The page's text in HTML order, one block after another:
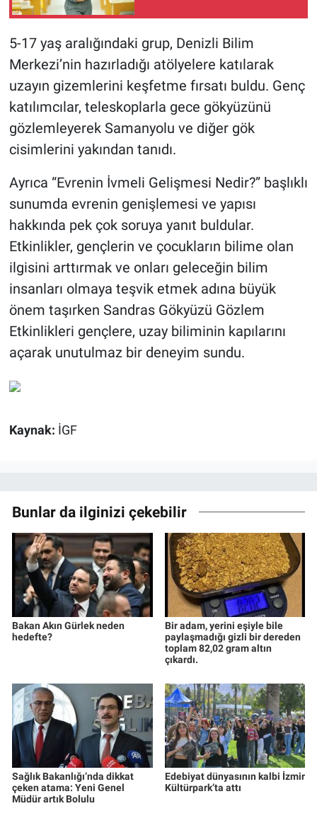
5-17 yaş aralığındaki grup, Denizli Bilim
Merkezi’nin hazırladığı atölyelere katılarak
uzayın gizemlerini keşfetme fırsatı buldu. Genç
katılımcılar, teleskoplarla gece gökyüzünü
gözlemleyerek Samanyolu ve diğer gök
cisimlerini yakından tanıdı.
Ayrıca “Evrenin İvmeli Gelişmesi Nedir?” başlıklı
sunumda evrenin genişlemesi ve yapısı
hakkında pek çok soruya yanıt buldular.
Etkinlikler, gençlerin ve çocukların bilime olan
ilgisini arttırmak ve onları geleceğin bilim
insanları olmaya teşvik etmek adına büyük
önem taşırken Sandras Gökyüzü Gözlem
Etkinlikleri gençlere, uzay biliminin kapılarını
açarak unutulmaz bir deneyim sundu.
Kaynak: İGF
Bunlar da ilginizi çekebilir
Bakan Akın Gürlek neden
hedefte?
Bir adam, yerini eşiyle bile
paylaşmadığı gizli bir dereden
toplam 82,02 gram altın
çıkardı.
Sağlık Bakanlığı’nda dikkat
çeken atama: Yeni Genel
Müdür artık Bolulu
Edebiyat dünyasının kalbi İzmir
Kültürpark’ta attı